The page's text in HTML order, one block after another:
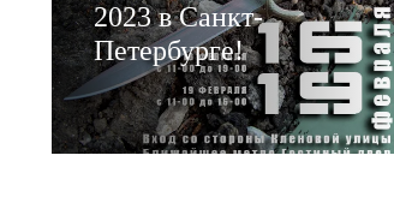
2023 в Санкт-
Петербурге!
ЧИТАТЬ